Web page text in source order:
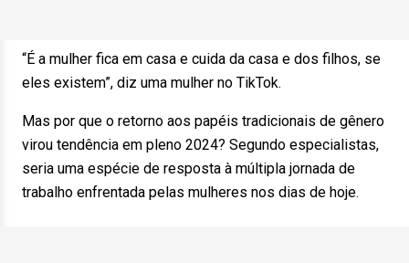
“É a mulher fica em casa e cuida da casa e dos filhos, se
eles existem”, diz uma mulher no TikTok.
Mas por que o retorno aos papéis tradicionais de gênero
virou tendência em pleno 2024? Segundo especialistas,
seria uma espécie de resposta à múltipla jornada de
trabalho enfrentada pelas mulheres nos dias de hoje.